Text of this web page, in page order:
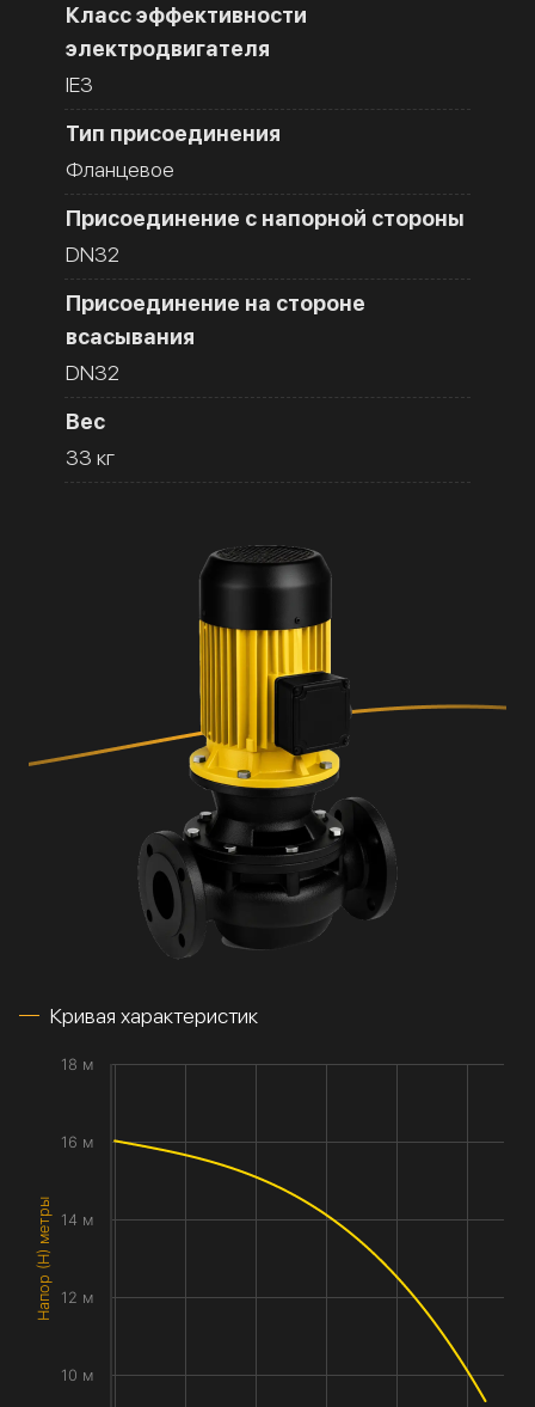
Класс эффективности
электродвигателя
IE3
Тип присоединения
Фланцевое
Присоединение с напорной стороны
DN32
Присоединение на стороне
всасывания
DN32
Вес
33 кг
Кривая характеристик
Напор (H) метры
10 м
12 м
14 м
16 м
18 м